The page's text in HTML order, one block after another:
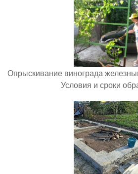
Опрыскивание винограда
Условия и сроки